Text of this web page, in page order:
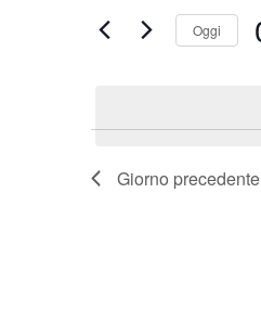
viste
per
Oggi
Giorno precedente